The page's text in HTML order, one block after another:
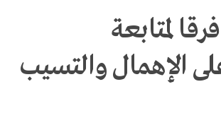
لمتابعة
الإهمال والتسيب